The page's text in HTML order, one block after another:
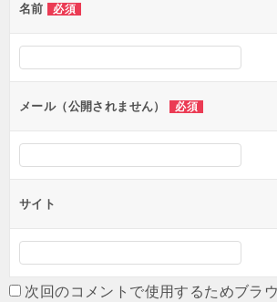
ー
シ
ン
名前 必須
メール（公開されません） 必須
サイト
次回のコメントで使用するためブラ